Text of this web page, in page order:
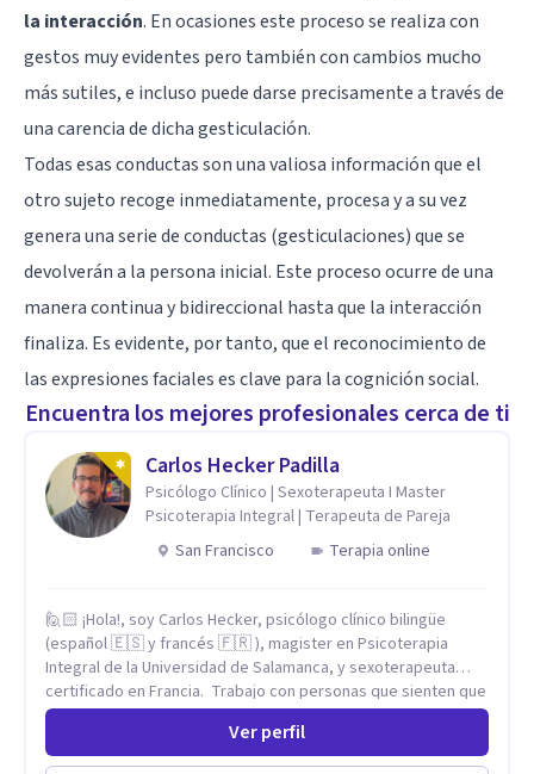
la interacción. En ocasiones este proceso se realiza con
gestos muy evidentes pero también con cambios mucho
más sutiles, e incluso puede darse precisamente a través de
una carencia de dicha gesticulación.
Todas esas conductas son una valiosa información que el
otro sujeto recoge inmediatamente, procesa y a su vez
genera una serie de conductas (gesticulaciones) que se
devolverán a la persona inicial. Este proceso ocurre de una
manera continua y bidireccional hasta que la interacción
finaliza. Es evidente, por tanto, que el reconocimiento de
las expresiones faciales es clave para la cognición social.
Encuentra los mejores profesionales cerca de ti
Carlos Hecker Padilla
Psicólogo Clínico | Sexoterapeuta I Master
Psicoterapia Integral | Terapeuta de Pareja
San Francisco
Terapia online
🙋🏻 ¡Hola!, soy Carlos Hecker, psicólogo clínico bilingüe
(español 🇪🇸 y francés 🇫🇷 ), magister en Psicoterapia
Integral de la Universidad de Salamanca, y sexoterapeuta
certificado en Francia. Trabajo con personas que sienten que
algo en su vida dejó de calzar: ansiedad que se desborda,
tristeza que no se va, duelos que se alargan, relaciones que
repiten el mismo patrón o preguntas en torno a la sexualidad
Ver perfil